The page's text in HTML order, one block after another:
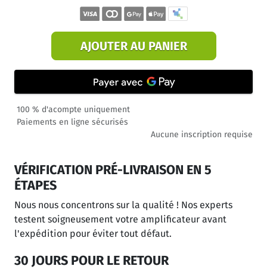
AJOUTER AU PANIER
100 % d'acompte uniquement
Paiements en ligne sécurisés
Aucune inscription requise
VÉRIFICATION PRÉ-LIVRAISON EN 5
ÉTAPES
Nous nous concentrons sur la qualité ! Nos experts
testent soigneusement votre amplificateur avant
l'expédition pour éviter tout défaut.
30 JOURS POUR LE RETOUR